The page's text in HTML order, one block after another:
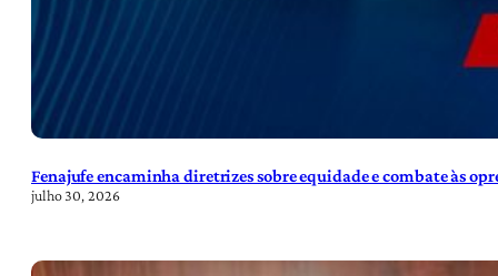
Fenajufe encaminha diretrizes sobre equidade e combate às
julho 30, 2026